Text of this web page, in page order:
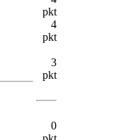
pkt
4
pkt
3
pkt
0